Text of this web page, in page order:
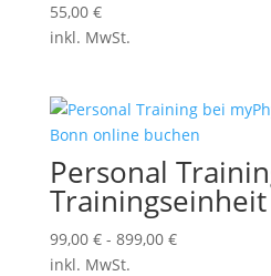
55,00 €
inkl. MwSt.
Personal
99,00 €- 899,00 €
inkl. MwSt.